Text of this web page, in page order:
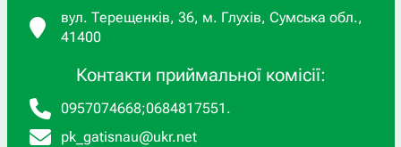
вул. Терещенків, 36, м. Глухів, Сумська обл.,
41400
Контакти приймальної комісії:
0957074668;0684817551 .
pk_gatisnau@ukr.net